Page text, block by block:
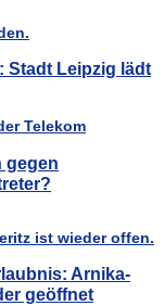
Stadt Leipzig lädt
gegen
Arnika-
geöffnet